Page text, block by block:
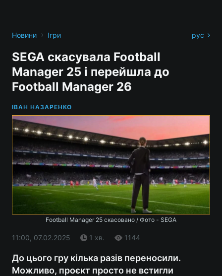
Новини › Ігри рус
SEGA скасувала Football
Manager 25 і перейшла до
Football Manager 26
ІВАН НАЗАРЕНКО
Football Manager 25 скасовано / Фото - SEGA
11:00, 07.02.2025 1 хв. 1144
До цього гру кілька разів переносили.
Можливо, проєкт просто не встигли